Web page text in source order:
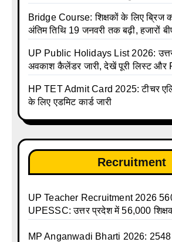
Bridge Course: शिक्षकों के लिए ब्रिज
अंतिम तिथि 19 जनवरी तक बढ़ी, हजारों
UP Public Holidays List 2026:
अवकाश कैलेंडर जारी, देखें पूरी लिस्ट और
talika | Sarkari Avkash Talika | Up
Holidays Calendar
HP TET Admit Card 2025: टीचर
के लिए एडमिट कार्ड जारी
Recruitment
UP Teacher Recruitment 2026
UPESSC: उत्तर प्रदेश में 56,000 शिक्षकों
MP Anganwadi Bharti 2026: 2548